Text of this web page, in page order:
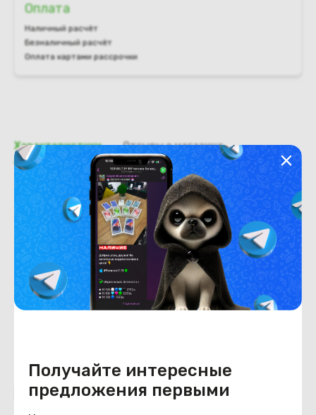
Получайте интересные
предложения первыми
Оплата
Наличный расчёт
Безналичный расчёт
Оплата картами рассрочки
Характеристики Отзывы о магазине
Общая информация
Производитель
HP
Тип товара
Шлейф DVD
Состояние
Состояние удовлетворительное
Похожие товары